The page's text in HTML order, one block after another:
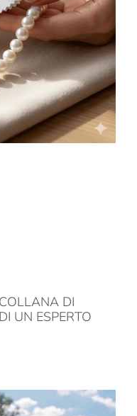
DI
UN ESPERTO